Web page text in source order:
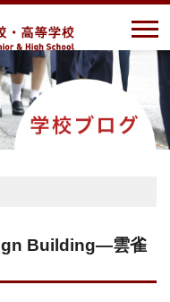
Building―雲雀